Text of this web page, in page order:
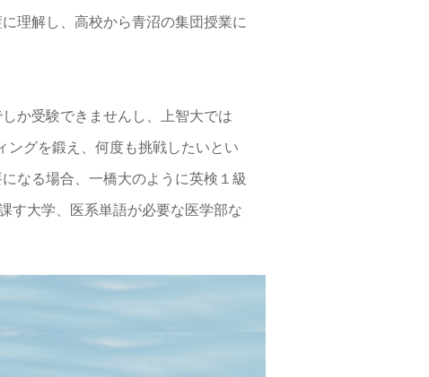
理解し、高校から青沼の集団授業に
か受験できませんし、上智大では
ングを鍛え、何度も挑戦したいとい
なる場合、一橋大のように英検１級
す大学、医系単語が必要な医学部な